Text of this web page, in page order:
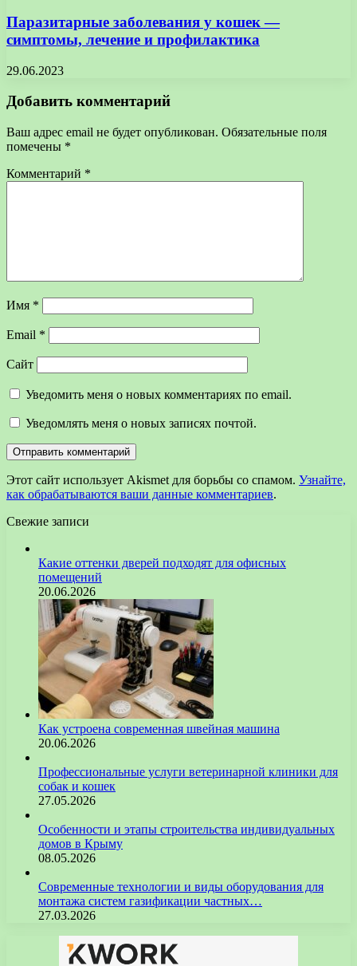
Паразитарные заболевания у кошек —
симптомы, лечение и профилактика
29.06.2023
Добавить комментарий
Ваш адрес email не будет опубликован. Обязательные поля
помечены *
Комментарий *
Имя *
Email *
Сайт
Уведомить меня о новых комментариях по email.
Уведомлять меня о новых записях почтой.
Этот сайт использует Akismet для борьбы со спамом. Узнайте,
как обрабатываются ваши данные комментариев.
Свежие записи
Какие оттенки дверей подходят для офисных
помещений
20.06.2026
Как устроена современная швейная машина
20.06.2026
Профессиональные услуги ветеринарной клиники для
собак и кошек
27.05.2026
Особенности и этапы строительства индивидуальных
домов в Крыму
08.05.2026
Современные технологии и виды оборудования для
монтажа систем газификации частных…
27.03.2026